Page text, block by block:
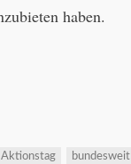
haben.
Aktionstag bundesweit